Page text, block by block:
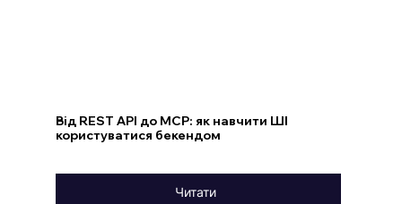
Від REST API до MCP: як навчити ШІ
користуватися бекендом
Читати